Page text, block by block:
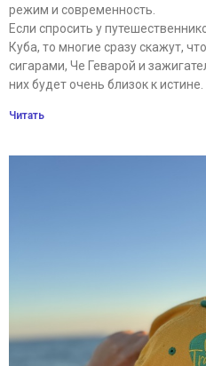
режим и современность.
Если спросить у
Куба, то многие сразу скажут,
сигарами, Че Геварой и
них будет очень близок к истине.
Читать